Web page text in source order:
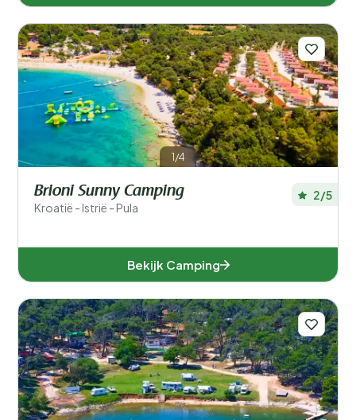
1/4
Brioni Sunny Camping
Kroatië - Istrië - Pula
2/5
Bekijk Camping